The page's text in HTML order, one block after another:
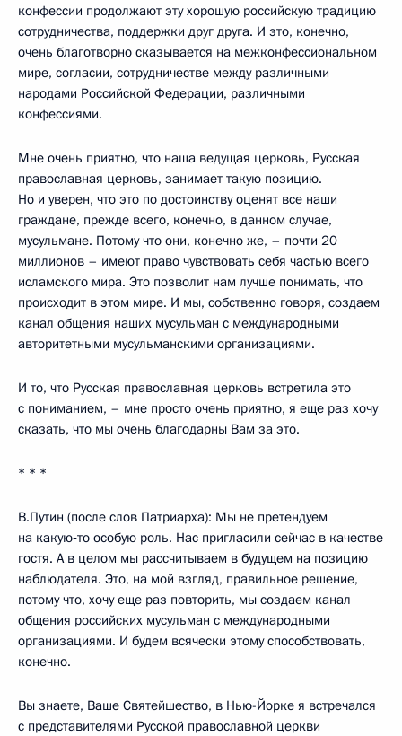
конфессии продолжают эту хорошую российскую традицию
сотрудничества, поддержки друг друга. И это, конечно,
очень благотворно сказывается на межконфессиональном
мире, согласии, сотрудничестве между различными
народами Российской Федерации, различными
конфессиями.
Мне очень приятно, что наша ведущая церковь, Русская
православная церковь, занимает такую позицию.
Но и уверен, что это по достоинству оценят все наши
граждане, прежде всего, конечно, в данном случае,
мусульмане. Потому что они, конечно же, – почти 20
миллионов – имеют право чувствовать себя частью всего
исламского мира. Это позволит нам лучше понимать, что
происходит в этом мире. И мы, собственно говоря, создаем
канал общения наших мусульман с международными
авторитетными мусульманскими организациями.
И то, что Русская православная церковь встретила это
с пониманием, – мне просто очень приятно, я еще раз хочу
сказать, что мы очень благодарны Вам за это.
* * *
В.Путин (после слов Патриарха): Мы не претендуем
на какую‑то особую роль. Нас пригласили сейчас в качестве
гостя. А в целом мы рассчитываем в будущем на позицию
наблюдателя. Это, на мой взгляд, правильное решение,
потому что, хочу еще раз повторить, мы создаем канал
общения российских мусульман с международными
организациями. И будем всячески этому способствовать,
конечно.
Вы знаете, Ваше Святейшество, в Нью-Йорке я встречался
с представителями Русской православной церкви